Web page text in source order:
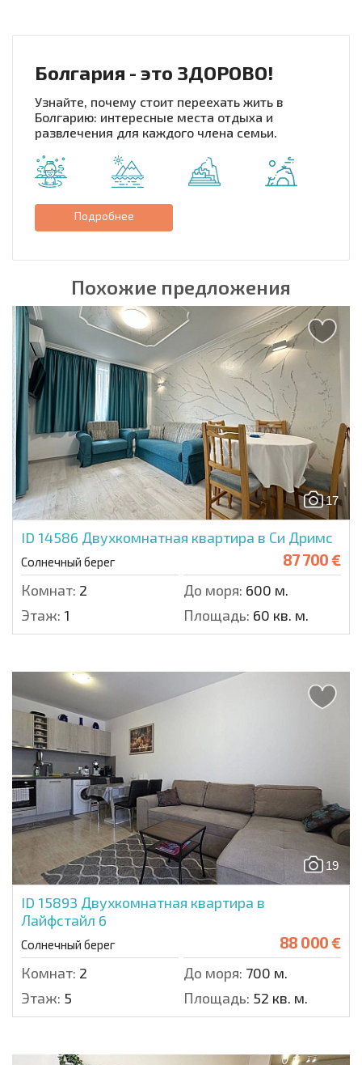
Болгария - это ЗДОРОВО!
Узнайте, почему стоит переехать жить в
Болгарию: интересные места отдыха и
развлечения для каждого члена семьи.
Подробнее
Похожие предложения
17
ID 14586 Двухкомнатная квартира в Си Дримс
Солнечный берег 87 700 €
Комнат: 2 До моря: 600 м.
Этаж: 1 Площадь: 60 кв. м.
19
ID 15893 Двухкомнатная квартира в
Лайфстайл 6
Солнечный берег 88 000 €
Комнат: 2 До моря: 700 м.
Этаж: 5 Площадь: 52 кв. м.